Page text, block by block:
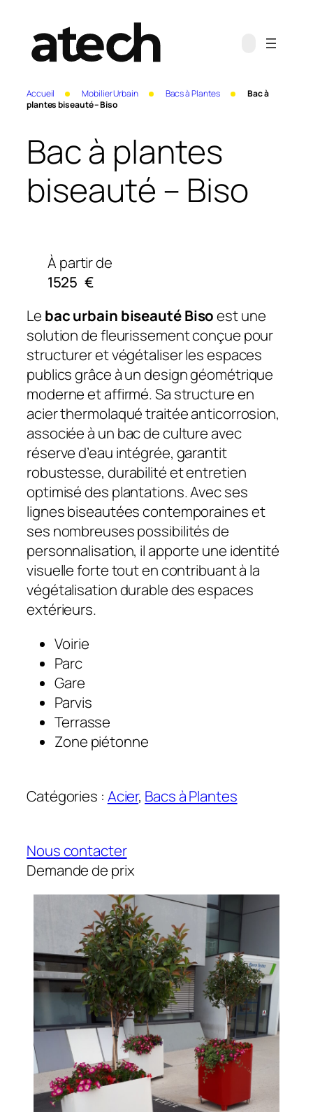
Accueil Mobilier Urbain Bacs à Plantes
Bac à
plantes biseauté – Biso
Bac à plantes
biseauté – Biso
À partir de
1525 €
Le bac urbain biseauté Bisoest une
solution de fleurissement conçue pour
structurer et végétaliser les espaces
publics grâce à un design géométrique
moderne et affirmé. Sa structure en
acier thermolaqué traitée anticorrosion,
associée à un bac de culture avec
réserve d’eau intégrée, garantit
robustesse, durabilité et entretien
optimisé des plantations. Avec ses
lignes biseautées contemporaines et
ses nombreuses possibilités de
personnalisation, il apporte une identité
visuelle forte tout en contribuant à la
végétalisation durable des espaces
extérieurs.
Voirie
Parc
Gare
Parvis
Terrasse
Zone piétonne
Catégories : Acier, Bacs à Plantes
Nous contacter
Demande de prix